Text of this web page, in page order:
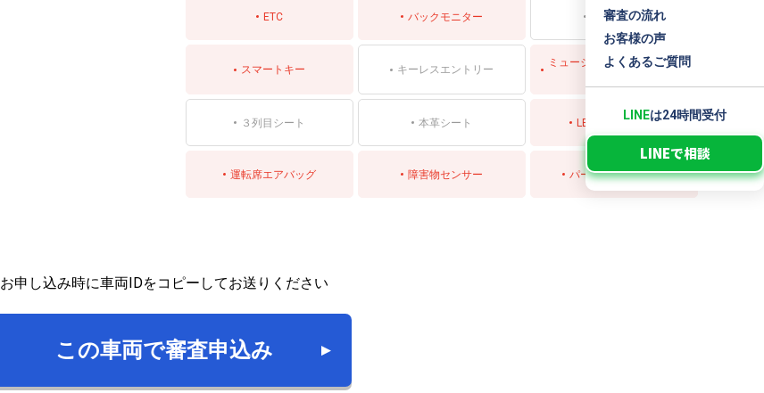
ETC バックモニター サンルーフ
スマートキー キーレスエントリー
ミュージックプレイヤー接続
３列目シート 本革シート LEDヘッドライト
運転席エアバッグ 障害物センサー パーキングアシスト
お申し込み時に車両IDをコピーしてお送りください
この車両で審査申込み
審査の流れ
お客様の声
よくあるご質問
LINEは24時間受付
LINEで相談